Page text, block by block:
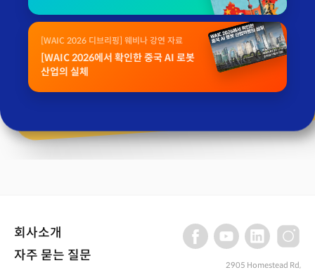
[WAIC 2026 디브리핑] 웨비나 강연 자료
[WAIC 2026에서 확인한 중국 AI 로봇
산업의 실체
회사소개
자주 묻는 질문
2905 Homestead Rd,